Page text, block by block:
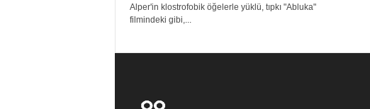
Alper'in klostrofobik öğelerle yüklü, tıpkı "Abluka"
filmindeki gibi,...